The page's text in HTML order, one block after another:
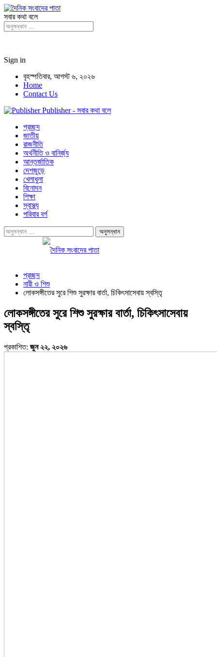
সবার কথা বলে
Sign in
বৃহস্পতিবার, আগস্ট ৬, ২০২৬
Home
Contact Us
Publisher - সবার কথা বলে
প্রচ্ছদ
জাতীয়
রাজনীতি
অর্থনীতি ও বানির্জ্য
আন্তর্জাতিক
দেশজুড়ে
খেলাধুলা
বিনোদন
শিক্ষা
স্বাস্থ্য
পরিবার বর্গ
প্রচ্ছদ
নারী ও শিশু
লোকসঙ্গীতের সুরে শিশু সুরক্ষার বার্তা, চিকিৎসাসেবায় স্বস্তিৃ
লোকসঙ্গীতের সুরে শিশু সুরক্ষার বার্তা, চিকিৎসাসেবায়
স্বস্তিৃ
প্রকাশিত: জুন ২২, ২০২৬